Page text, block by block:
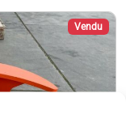
Vendu